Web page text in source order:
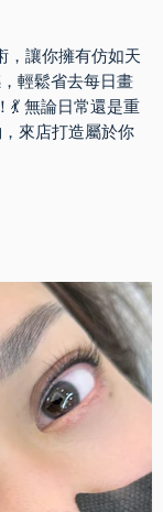
，讓你擁有仿如天
輕鬆省去每日畫
無論日常還是重
來店打造屬於你